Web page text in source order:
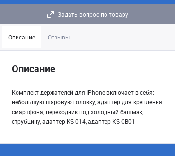
Задать вопрос по товару
Описание Отзывы
Описание
Комплект держателей для IPhone включает в себя:
небольшую шаровую головку, адаптер для крепления
смартфона, переходник под холодный башмак,
струбцину, адаптер KS-014, адаптер KS-CB01